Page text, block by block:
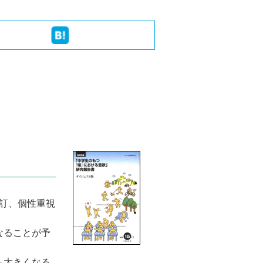
、個性重視
ることが予